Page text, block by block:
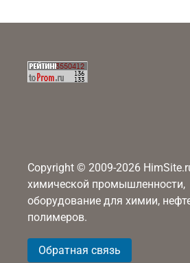
Copyright © 2009-2026
химической промышленности,
оборудование для химии,
полимеров.
Обратная связь